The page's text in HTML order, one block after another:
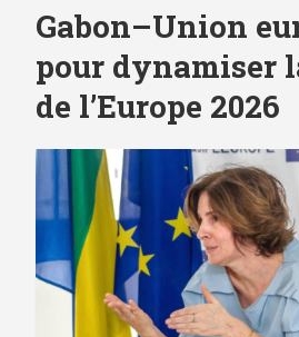
Gabon–Union
pour dynamiser
de l’Europe 2026